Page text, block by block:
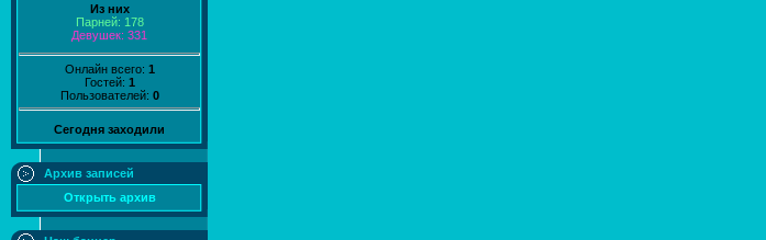
Из них
Парней: 178
Девушек: 331
Онлайн всего: 1
Гостей: 1
Пользователей: 0
Сегодня заходили
Архив записей
Открыть архив